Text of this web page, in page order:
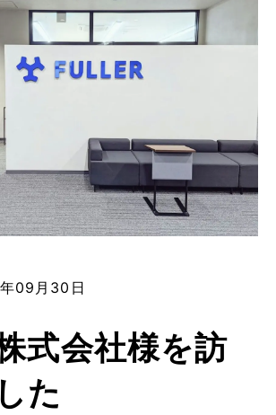
09月30日
式会社様を訪
た